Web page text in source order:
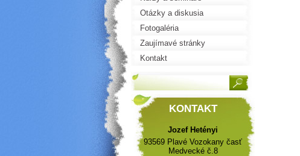
Otázky a diskusia
Fotogaléria
Zaujímavé stránky
Kontakt
KONTAKT
Jozef Hetényi
93569 Plavé Vozokany časť
Medvecké č.8